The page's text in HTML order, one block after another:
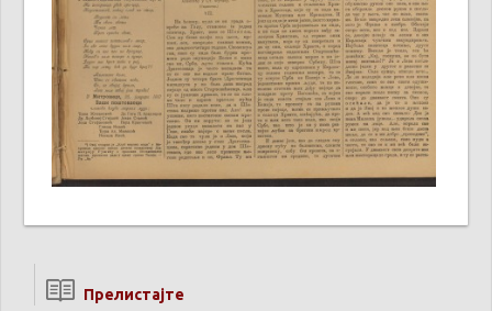
Прелистајте